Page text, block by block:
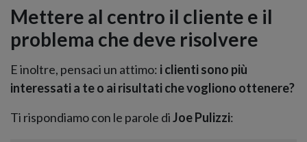
Mettere al centro il cliente e il
problema che deve risolvere
E inoltre, pensaci un attimo: i clienti sono più
interessati a te o ai risultati che vogliono ottenere?
Ti rispondiamo con le parole diJoe Pulizzi: